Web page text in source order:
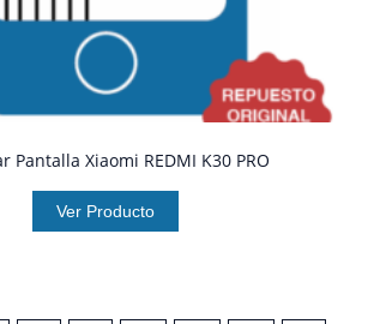
Pantalla Xiaomi REDMI K30 PRO
Ver Producto